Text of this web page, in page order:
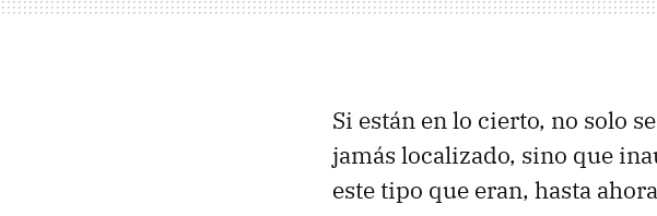
Si están en lo cierto, no solo
jamás localizado, sino que
este tipo que eran, hasta